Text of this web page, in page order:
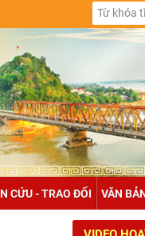
CỨU - TRAO ĐỔI VĂN